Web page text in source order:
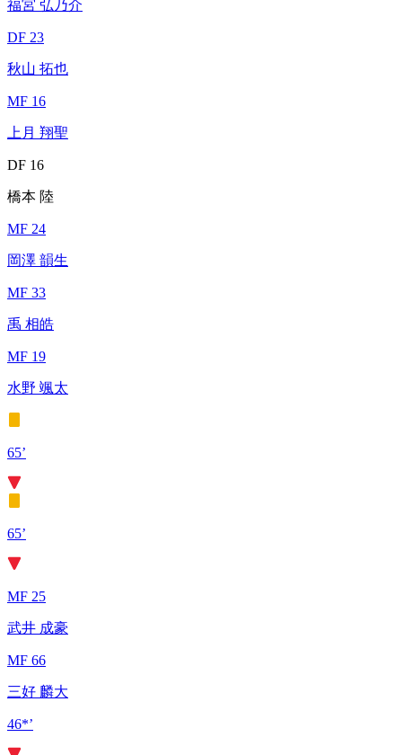
福宮 弘乃介
DF 23
秋山 拓也
MF 16
上月 翔聖
DF 16
橋本 陸
MF 24
岡澤 韻生
MF 33
禹 相皓
MF 19
水野 颯太
65’
65’
MF 25
武井 成豪
MF 66
三好 麟大
46*’